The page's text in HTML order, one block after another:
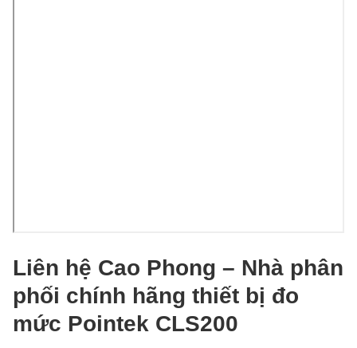
Liên hệ Cao Phong – Nhà phân
phối chính hãng thiết bị đo
mức Pointek CLS200